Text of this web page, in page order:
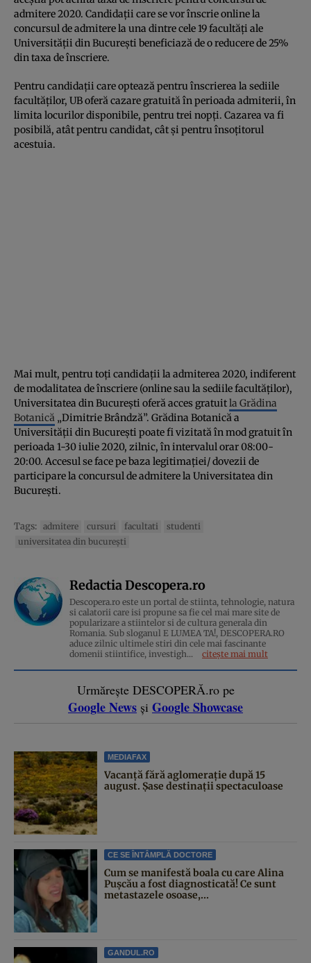
admitere 2020. Candidații care se vor înscrie online la
concursul de admitere la una dintre cele 19 facultăți ale
Universității din București beneficiază de o reducere de 25%
din taxa de înscriere.
Pentru candidații care optează pentru înscrierea la sediile
facultăților, UB oferă cazare gratuită în perioada admiterii, în
limita locurilor disponibile, pentru trei nopți. Cazarea va fi
posibilă, atât pentru candidat, cât şi pentru însoţitorul
acestuia.
Mai mult, pentru toți candidații la admiterea 2020, indiferent
de modalitatea de înscriere (online sau la sediile facultăților),
Universitatea din București oferă acces gratuitla Grădina
Botanică „Dimitrie Brândză”. Grădina Botanică a
Universității din București poate fi vizitată în mod gratuit în
perioada 1-30 iulie 2020, zilnic, în intervalul orar 08:00-
20:00. Accesul se face pe baza legitimației/ dovezii de
participare la concursul de admitere la Universitatea din
București.
Tags: admitere cursuri facultati
studenti
universitatea din bucureşti
Redactia Descopera.ro
Descopera.ro este un portal de stiinta, tehnologie, natura
si calatorii care isi propune sa fie cel mai mare site de
popularizare a stiintelor si de cultura generala din
Romania. Sub sloganul E LUMEA TA!, DESCOPERA.RO
aduce zilnic ultimele stiri din cele mai fascinante
domenii stiintifice, investigh...
citește mai mult
Urmărește DESCOPERĂ.ro pe
Google News și Google Showcase
MEDIAFAX
Vacanță fără aglomerație după 15
august. Șase destinații spectaculoase
CE SE ÎNTÂMPLĂ DOCTORE
Cum se manifestă boala cu care Alina
Pușcău a fost diagnosticată! Ce sunt
metastazele osoase,...
GANDUL.RO